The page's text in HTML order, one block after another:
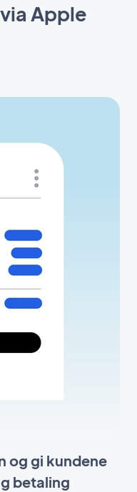
Apple
og gi kundene
betaling